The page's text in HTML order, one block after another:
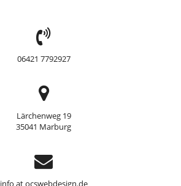
TEL:
06421 7792927
Adresse
Lärchenweg 19
35041 Marburg
Support
info at ocswebdesign.de